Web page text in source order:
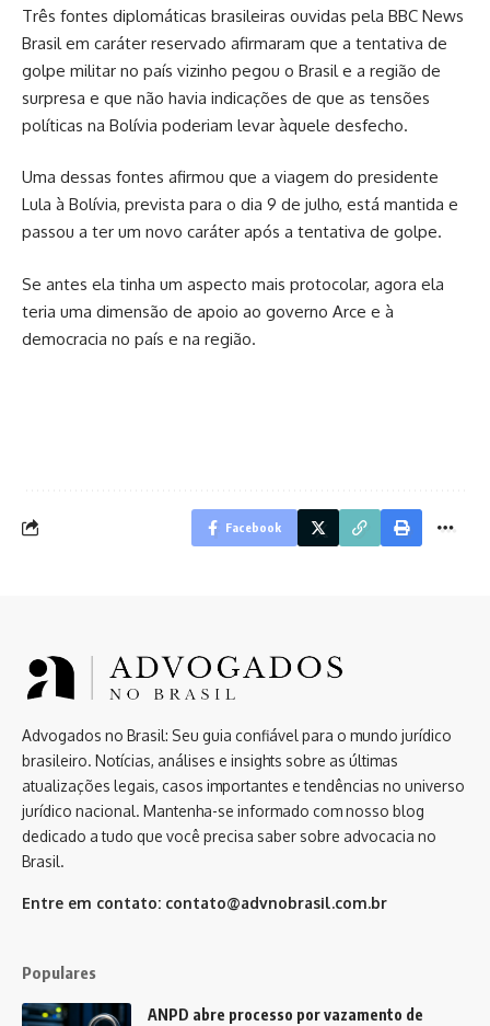
Três fontes diplomáticas brasileiras ouvidas pela BBC News
Brasil em caráter reservado afirmaram que a tentativa de
golpe militar no país vizinho pegou o Brasil e a região de
surpresa e que não havia indicações de que as tensões
políticas na Bolívia poderiam levar àquele desfecho.
Uma dessas fontes afirmou que a viagem do presidente
Lula à Bolívia, prevista para o dia 9 de julho, está mantida e
passou a ter um novo caráter após a tentativa de golpe.
Se antes ela tinha um aspecto mais protocolar, agora ela
teria uma dimensão de apoio ao governo Arce e à
democracia no país e na região.
Facebook
Advogados no Brasil: Seu guia confiável para o mundo jurídico
brasileiro. Notícias, análises e insights sobre as últimas
atualizações legais, casos importantes e tendências no universo
jurídico nacional. Mantenha-se informado com nosso blog
dedicado a tudo que você precisa saber sobre advocacia no
Brasil.
Entre em contato: contato@advnobrasil.com.br
Populares
ANPD abre processo por vazamento de